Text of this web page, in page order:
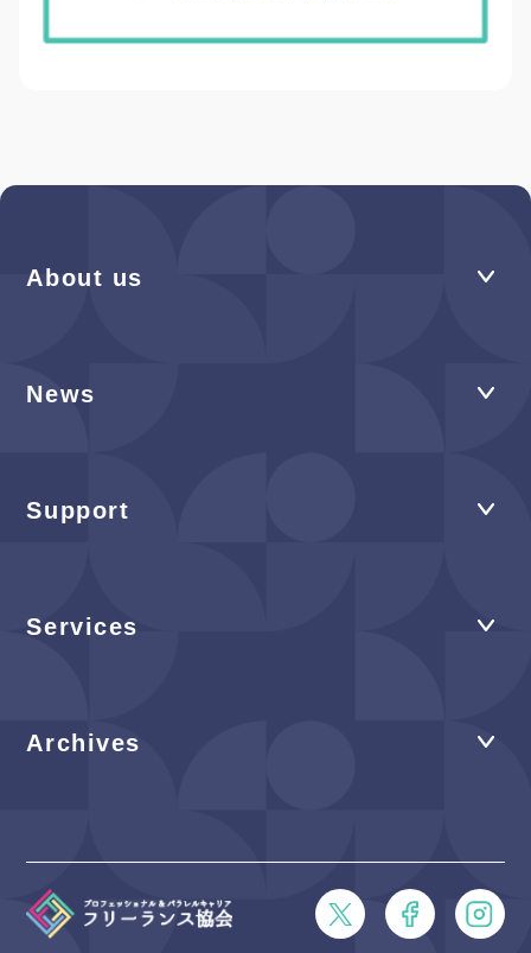
About us
News
Support
Services
Archives